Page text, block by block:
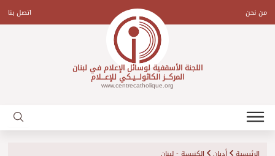
contentمن نحن اتصل بنا
اللجنة الأسقفية لوسائل الإعلام في لبنان
المركـــز الكاثولـــيـكي للإعـــلام
www.centrecatholique.org